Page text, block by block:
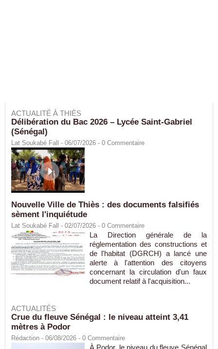
ACTUALITÉ À THIÈS
Délibération du Bac 2026 – Lycée Saint-Gabriel
(Sénégal)
Lat Soukabé Fall - 06/07/2026 - 0 Commentaire
Nouvelle Ville de Thiès : des documents falsifiés
sèment l'inquiétude
Lat Soukabé Fall - 02/07/2026 - 0 Commentaire
La Direction générale de la
réglementation des constructions et
de l'habitat (DGRCH) a lancé une
alerte à l'attention des citoyens
concernant la circulation d'un faux
document relatif à l'acquisition...
ACTUALITÉS
Crue du fleuve Sénégal : le niveau atteint 3,41
mètres à Podor
Rédaction - 06/08/2026 - 0 Commentaire